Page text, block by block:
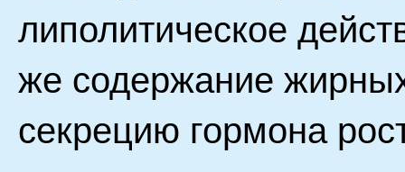
липолитическое
же содержание
секрецию гормона